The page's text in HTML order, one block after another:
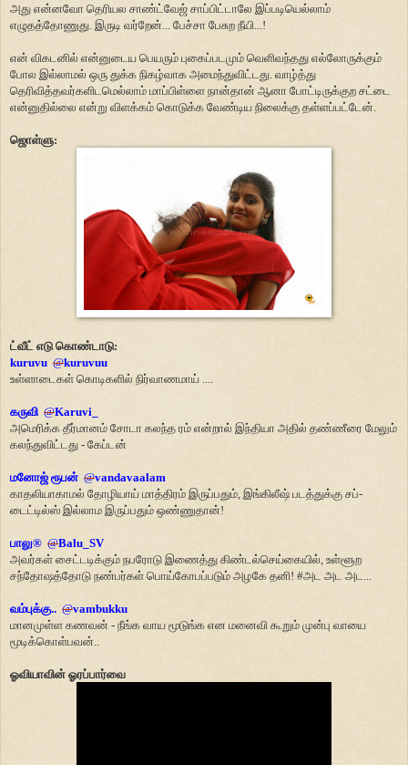
அது என்னவோ தெரியல சாண்ட்வேஜ் சாப்பிட்டாலே இப்படியெல்லாம்
எழுதத்தோணுது. இருடி வர்றேன்... பேச்சா பேசுற நீயி...!
என் விகடனில் என்னுடைய பெயரும் புகைப்படமும் வெளிவந்தது எல்லோருக்கும்
போல இல்லாமல் ஒரு துக்க நிகழ்வாக அமைந்துவிட்டது. வாழ்த்து
தெரிவித்தவர்களிடமெல்லாம் மாப்பிள்ளை நான்தான் ஆனா போட்டிருக்குற சட்டை
என்னுதில்லை என்று விளக்கம் கொடுக்க வேண்டிய நிலைக்கு தள்ளப்பட்டேன்.
ஜொள்ளு:
ட்வீட் எடு கொண்டாடு:
kuruvu @kuruvuu
உள்ளாடைகள் கொடிகளில் நிர்வாணமாய் ....
கருவி @Karuvi_
அமெரிக்க தீர்மானம் சோடா கலந்த ரம் என்றால் இந்தியா அதில் தண்ணீரை மேலும்
கலந்துவிட்டது - கேப்டன்
மனோஜ் ரூபன் @vandavaalam
காதலியாகாமல் தோழியாய் மாத்திரம் இருப்பதும் இங்கிலீஷ் படத்துக்கு சப்-
டைட்டில்ஸ் இல்லாம இருப்பதும் ஒண்ணுதான்!
பாலு® @Balu_SV
அவர்கள் சைட்டடிக்கும் நபரோடு இணைத்து கிண்டல்செய்கையில் உள்ளூற
சந்தோஷத்தோடு நண்பர்கள் பொய்கோபப்படும் அழகே தனி! #அட அட அட...
வம்புக்கு.. @vambukku
மானமுள்ள கணவன் - நீங்க வாய மூடுங்க என மனைவி கூறும் முன்பு வாயை
மூடிக்கொள்பவன்..
ஓவியாவின் ஓரப்பார்வை